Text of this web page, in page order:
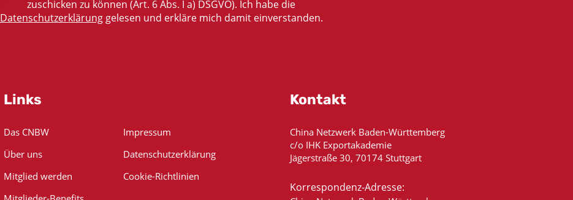
zuschicken zu können (Art. 6 Abs. I a) DSGVO). Ich habe die
Datenschutzerklärunggelesen und erkläre mich damit einverstanden.
Links
Das CNBW
Über uns
Mitglied werden
Impressum
Datenschutzerklärung
Cookie-Richtlinien
Kontakt
China Netzwerk Baden-Württemberg
c/o IHK Exportakademie
Jägerstraße 30, 70174 Stuttgart
Korrespondenz-Adresse: